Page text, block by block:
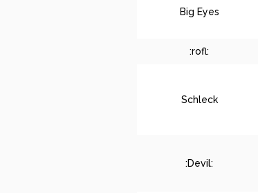
Big Eyes
:rofl:
Schleck
:Devil: